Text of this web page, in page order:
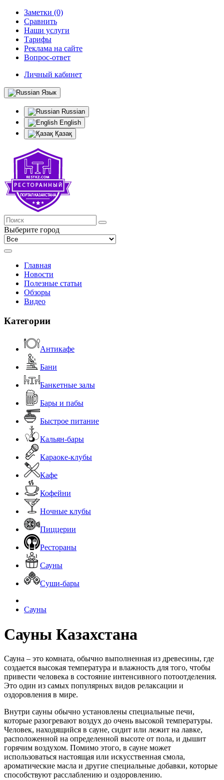
Заметки (0)
Сравнить
Наши услуги
Тарифы
Реклама на сайте
Вопрос-ответ
Личный кабинет
Язык
Russian
English
Қазақ
Выберите город
Главная
Новости
Полезные статьи
Обзоры
Видео
Категории
Антикафе
Бани
Банкетные залы
Бары и пабы
Быстрое питание
Кальян-бары
Караоке-клубы
Кафе
Кофейни
Ночные клубы
Пиццерии
Рестораны
Сауны
Суши-бары
Сауны
Сауны Казахстана
Сауна – это комната, обычно выполненная из древесины, где
создается высокая температура и влажность для того, чтобы
привести человека в состояние интенсивного потоотделения.
Это один из самых популярных видов релаксации и
оздоровления в мире.
Внутри сауны обычно установлены специальные печи,
которые разогревают воздух до очень высокой температуры.
Человек, находящийся в сауне, сидит или лежит на лавке,
расположенной на определенной высоте от пола, и дышит
горячим воздухом. Помимо этого, в сауне может
использоваться настоящая или искусственная смола,
ароматические масла и другие специальные добавки, которые
способствуют расслаблению и оздоровлению.